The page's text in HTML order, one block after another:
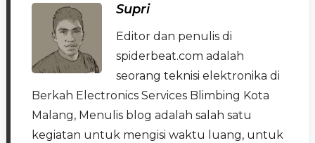
Supri
Editor dan penulis di
spiderbeat.com adalah
seorang teknisi elektronika di
Berkah Electronics Services Blimbing Kota
Malang, Menulis blog adalah salah satu
kegiatan untuk mengisi waktu luang, untuk